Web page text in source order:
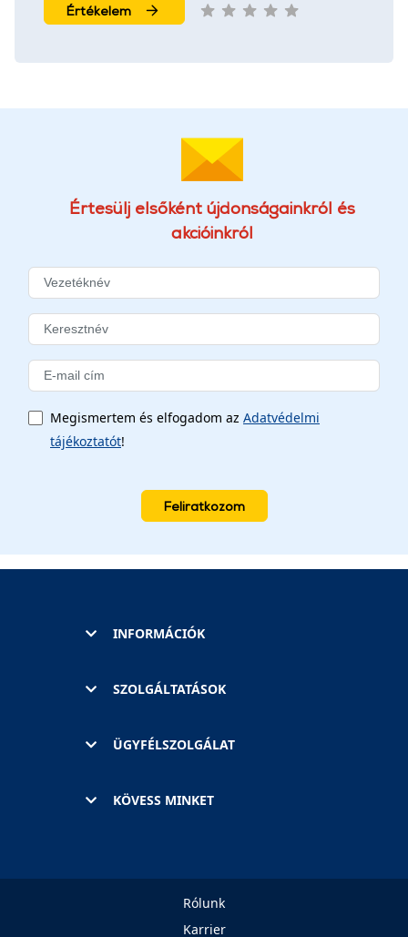
Értékelem
Értesülj elsőként újdonságainkról és
akcióinkról
Megismertem és elfogadom az Adatvédelmi
tájékoztatót!
Feliratkozom
INFORMÁCIÓK
SZOLGÁLTATÁSOK
ÜGYFÉLSZOLGÁLAT
KÖVESS MINKET
Rólunk
Karrier